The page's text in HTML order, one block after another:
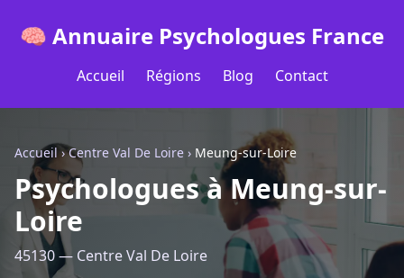
🧠 Annuaire Psychologues France
Accueil Régions Blog Contact
Accueil ›Centre Val De Loire › Meung-sur-Loire
Psychologues à Meung-sur-
Loire
45130 — Centre Val De Loire